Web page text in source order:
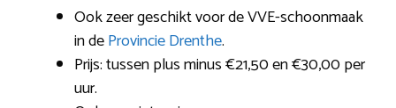
Ook zeer geschikt voor de VVE-schoonmaak
in deProvincie Drenthe.
Prijs: tussen plus minus €21,50 en €30,00 per
uur.